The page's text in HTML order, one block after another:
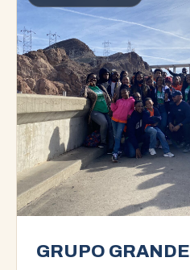
GRUPO GRANDE